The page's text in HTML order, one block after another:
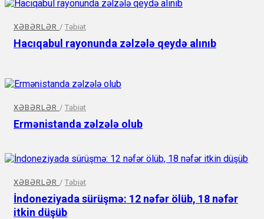
XƏBƏRLƏR / Təbiət
Hacıqabul rayonunda zəlzələ qeydə alınıb
XƏBƏRLƏR / Təbiət
Ermənistanda zəlzələ olub
XƏBƏRLƏR / Təbiət
İndoneziyada sürüşmə: 12 nəfər ölüb, 18 nəfər
itkin düşüb